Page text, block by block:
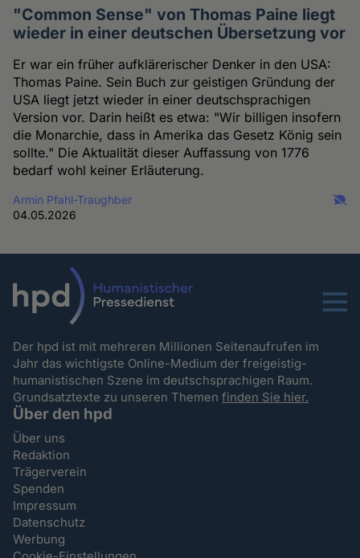
"Common Sense" von Thomas Paine liegt
wieder in einer deutschen Übersetzung vor
Er war ein früher aufklärerischer Denker in den USA:
Thomas Paine. Sein Buch zur geistigen Gründung der
USA liegt jetzt wieder in einer deutschsprachigen
Version vor. Darin heißt es etwa: "Wir billigen insofern
die Monarchie, dass in Amerika das Gesetz König sein
sollte." Die Aktualität dieser Auffassung von 1776
bedarf wohl keiner Erläuterung.
Armin Pfahl-Traughber
04.05.2026
Menu
Der hpd ist mit mehreren Millionen Seitenaufrufen im
Jahr das wichtigste Online-Medium der freigeistig-
humanistischen Szene im deutschsprachigen Raum.
Grundsatztexte zu unseren Themenfinden Sie hier.
Über den hpd
Über uns
Redaktion
Trägerverein
Spenden
Impressum
Datenschutz
Werbung